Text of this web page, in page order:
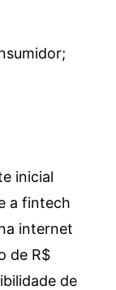
inicial
a fintech
internet
de R$
de